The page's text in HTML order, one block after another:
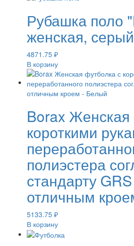
Рубашка поло
женская, серый
4871.75 ₽
В корзину
Borax Женская
короткими
полиэстера
стандарту
отличным
5133.75 ₽
В корзину